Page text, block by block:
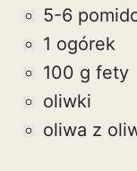
5-6
1 ogórek
100 g fety
oliwki
oliwa z